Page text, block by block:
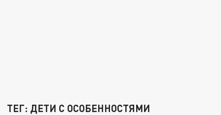
ТЕГ: ДЕТИ С ОСОБЕННОСТЯМИ